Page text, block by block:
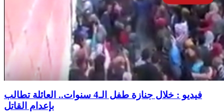
فيديو : خلال جنازة طفل الـ4 سنوات.. العائلة تطالب
بإعدام القاتل